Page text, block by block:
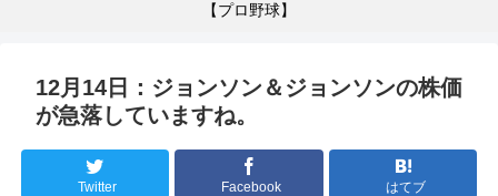
【プロ野球】
12月14日：ジョンソン＆ジョンソンの株価
が急落していますね。
Twitter Facebook はてブ